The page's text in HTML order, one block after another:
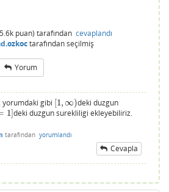
puan) tarafından cevaplandı
tarafındanseçilmiş
Yorum
yorumdaki gibi [1, ∞)
1,∞)
deki duzgun
1]
] deki duzgun surekliligi ekleyebiliriz.
tarafından yorumlandı
Cevapla